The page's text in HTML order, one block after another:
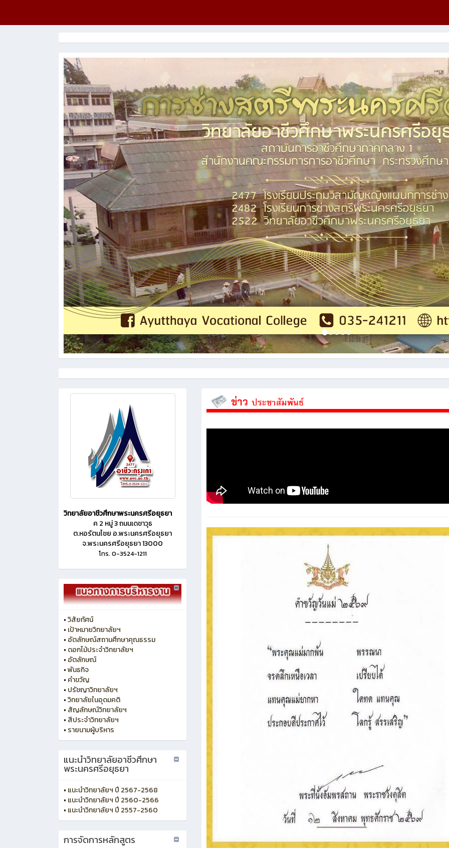
วิทยาลัยอาชีวศึกษาพระนครศรีอยุธยา
ค 2 หมู่ 3 ถนนเดชาวุธ
ต.หอรัตนไชย อ.พระนครศรีอยุธยา
จ.พระนครศรีอยุธยา 13000
โทร. 0-3524-1211
•วิสัยทัศน์
• เป้าหมายวิทยาลัยฯ
• อัตลักษณ์สถานศึกษาคุณธรรม
• ดอกไม้ประจำวิทยาลัยฯ
• อัตลักษณ์
•พันธกิจ
• คำขวัญ
• ปรัชญาวิทยาลัยฯ
•วิทยาลัยในอุดมคติ
• สัญลักษณ์วิทยาลัยฯ
• สีประจำวิทยาลัยฯ
• รายนามผู้บริหาร
แนะนำวิทยาลัยอาชีวศึกษา
พระนครศรีอยุธยา
• แนะนำวิทยาลัยฯ ปี 2567-2568
• แนะนำวิทยาลัยฯ ปี 2560-2566
• แนะนำวิทยาลัยฯ ปี 2557-2560
การจัดการหลักสูตร